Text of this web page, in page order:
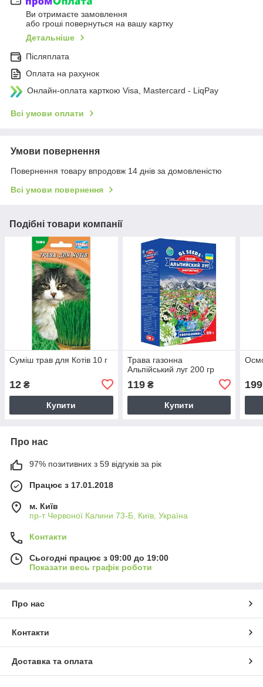
Ви отримаєте замовлення
або гроші повернуться на вашу картку
Детальніше
Післяплата
Оплата на рахунок
Онлайн-оплата карткою Visa, Mastercard - LiqPay
Всі умови оплати
Умови повернення
Повернення товару впродовж 14 днів за домовленістю
Всі умови повернення
Подібні товари компанії
Суміш трав для Котів 10 г
12 ₴
Купити
Трава газонна
Альпійський луг 200 гр
119₴
Купити
199
Про нас
97% позитивних з 59 відгуків за рік
Працює з 17.01.2018
м. Київ
пр-т Червоної Калини 73-Б, Київ, Україна
Контакти
Сьогодні працює з 09:00 до 19:00
Показати весь графік роботи
Про нас
Контакти
Доставка та оплата